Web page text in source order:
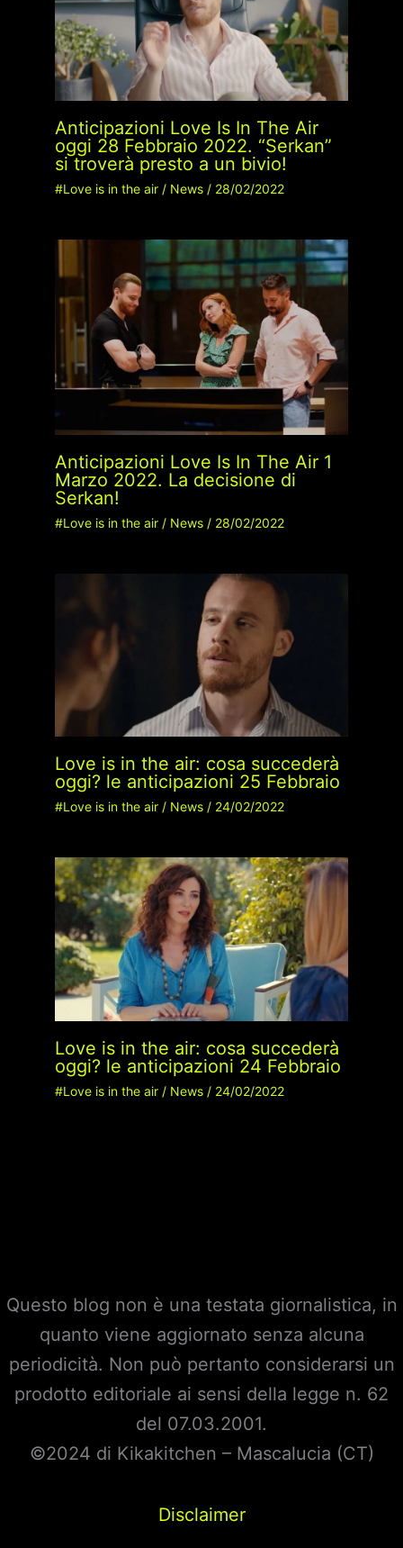
Anticipazioni Love Is In The Air
oggi 28 Febbraio 2022. “Serkan”
si troverà presto a un bivio!
#Love is in the air/ News/ 28/02/2022
Anticipazioni Love Is In The Air 1
Marzo 2022. La decisione di
Serkan!
#Love is in the air/ News/ 28/02/2022
Love is in the air: cosa succederà
oggi? le anticipazioni 25 Febbraio
#Love is in the air/ News/ 24/02/2022
Love is in the air: cosa succederà
oggi? le anticipazioni 24 Febbraio
#Love is in the air/ News/ 24/02/2022
Questo blog non è una testata giornalistica, in
quanto viene aggiornato senza alcuna
periodicità. Non può pertanto considerarsi un
prodotto editoriale ai sensi della legge n. 62
del 07.03.2001.
©2024 di Kikakitchen – Mascalucia (CT)
Disclaimer